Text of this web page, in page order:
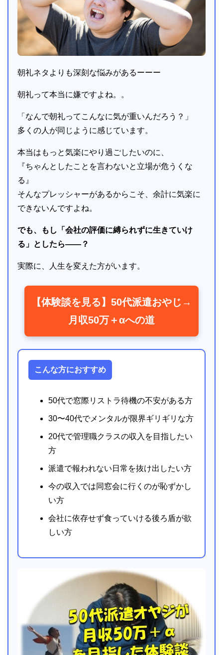
朝礼ネタよりも深刻な悩みがあるーーー
朝礼って本当に嫌ですよね。。
「なんで朝礼ってこんなに気が重いんだろう？」
多くの人が同じように感じています。
本当はもっと気楽にやり過ごしたいのに、
『ちゃんとしたことを言わないと立場が危うくな
る』
そんなプレッシャーがあるからこそ、余計に気楽に
できないんですよね。
でも、もし「会社の評価に縛られずに生きていけ
る」としたら――？
実際に、人生を変えた方がいます。
【体験談を見る】50代派遣おやじ→
月収50万＋αへの道
こんな方におすすめ
50代で窓際リストラ待機の不安がある方
30〜40代でメンタルが限界ギリギリな方
20代で管理職クラスの収入を目指したい
方
派遣で報われない日常を抜け出したい方
今の収入では同窓会に行くのが恥ずかし
い方
会社に依存せず食っていける後ろ盾が欲
しい方